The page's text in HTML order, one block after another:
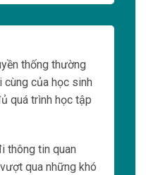
thống thường
của học sinh
quá trình học tập
thông tin quan
qua những khó